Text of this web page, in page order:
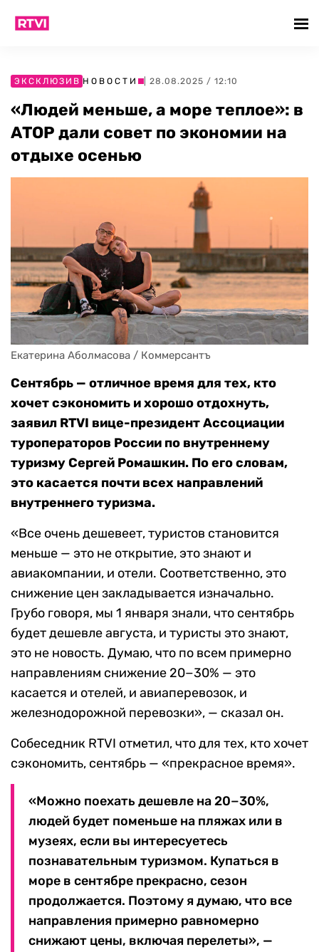
ЭКСКЛЮЗИВ НОВОСТИ | 28.08.2025 / 12:10
«Людей меньше, а море теплое»: в
АТОР дали совет по экономии на
отдыхе осенью
Екатерина Аболмасова / Коммерсантъ
Сентябрь — отличное время для тех, кто
хочет сэкономить и хорошо отдохнуть,
заявил RTVI вице-президент Ассоциации
туроператоров России по внутреннему
туризму Сергей Ромашкин. По его словам,
это касается почти всех направлений
внутреннего туризма.
«Все очень дешевеет, туристов становится
меньше — это не открытие, это знают и
авиакомпании, и отели. Соответственно, это
снижение цен закладывается изначально.
Грубо говоря, мы 1 января знали, что сентябрь
будет дешевле августа, и туристы это знают,
это не новость. Думаю, что по всем примерно
направлениям снижение 20−30% — это
касается и отелей, и авиаперевозок, и
железнодорожной перевозки», — сказал он.
Собеседник RTVI отметил, что для тех, кто хочет
сэкономить, сентябрь — «прекрасное время».
«Можно поехать дешевле на 20−30%,
людей будет поменьше на пляжах или в
музеях, если вы интересуетесь
познавательным туризмом. Купаться в
море в сентябре прекрасно, сезон
продолжается. Поэтому я думаю, что все
направления примерно равномерно
снижают цены, включая перелеты», —